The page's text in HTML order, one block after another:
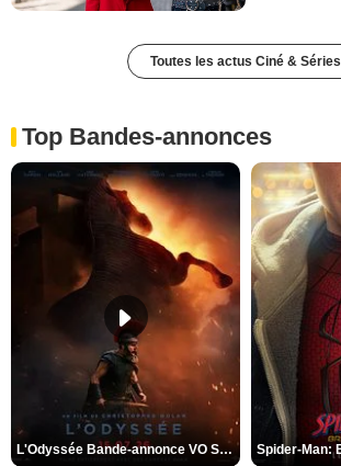
Toutes les actus Ciné & Séries
Top Bandes-annonces
L'Odyssée Bande-annonce VO STFR